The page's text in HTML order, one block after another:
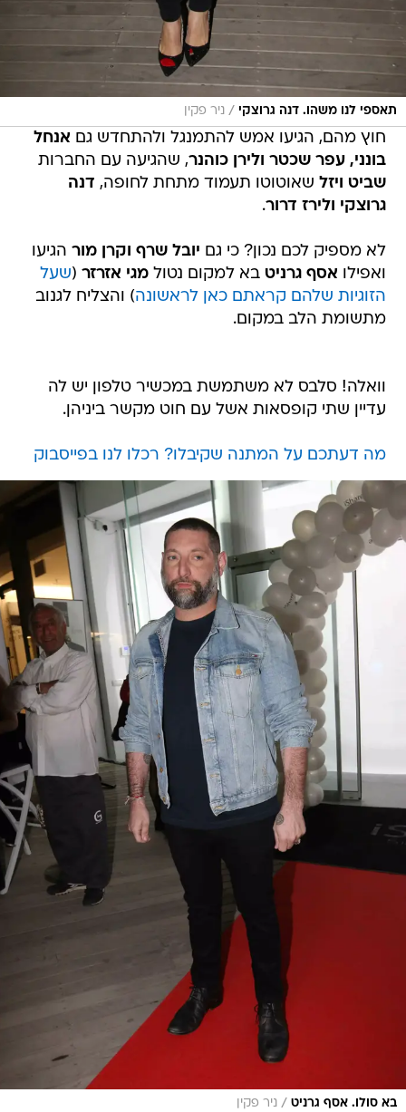
תאספי לנו משהו. דנה גרוצקי / ניר פקין
חוץ מהם, הגיעו אמש להתמנגל ולהתחדש גם אנחל
בונני, עפר שכטר ולירן כוהנר, שהגיעה עם החברות
שביט ויזל שאוטוטו תעמוד מתחת לחופה, דנה
גרוצקי ולירז דרור.
לא מספיק לכם נכון? כי גם יובל שרף וקרן מור הגיעו
ואפילו אסף גרניט בא למקום נטולמגי אזרזר (שעל
הזוגיות שלהם קראתם כאן לראשונה) והצליח לגנוב
מתשומת הלב במקום.
וואלה! סלבס לא משתמשת במכשיר טלפון יש לה
עדיין שתי קופסאות אשל עם חוט מקשר ביניהן.
מה דעתכם על המתנה שקיבלו? רכלו לנו בפייסבוק
בא סולו. אסף גרניט / ניר פקין